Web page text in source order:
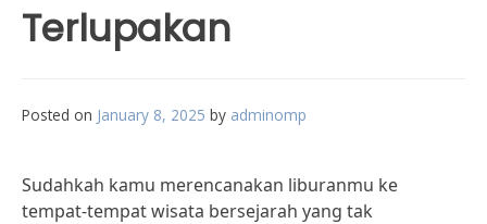
Terlupakan
Posted on January 8, 2025 by adminomp
Sudahkah kamu merencanakan liburanmu ke
tempat-tempat wisata bersejarah yang tak